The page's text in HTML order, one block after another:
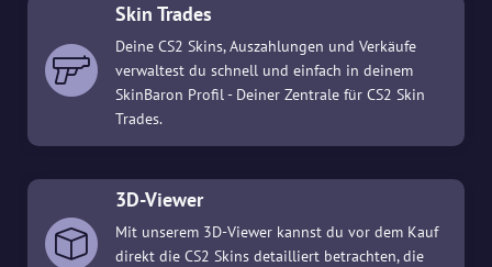
Skin Trades
Deine CS2 Skins, Auszahlungen und Verkäufe
verwaltest du schnell und einfach in deinem
SkinBaron Profil - Deiner Zentrale für CS2 Skin
Trades.
3D-Viewer
Mit unserem 3D-Viewer kannst du vor dem Kauf
direkt die CS2 Skins detailliert betrachten, die